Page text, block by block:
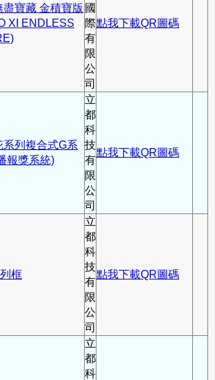
寶藏 金積寶版
XI ENDLESS
國
際
有
限
公
司
點我下載QR圖碼
系列複合式G系
報獎系統)
立
都
科
技
有
限
公
司
點我下載QR圖碼
框
立
都
科
技
有
限
公
司
點我下載QR圖碼
立
都
科